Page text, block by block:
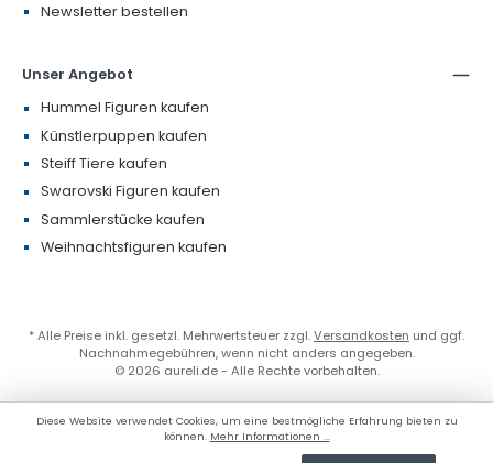
Newsletter bestellen
Unser Angebot
Hummel Figuren kaufen
Künstlerpuppen kaufen
Steiff Tiere kaufen
Swarovski Figuren kaufen
Sammlerstücke kaufen
Weihnachtsfiguren kaufen
* Alle Preise inkl. gesetzl. Mehrwertsteuer zzgl.Versandkosten und ggf.
Nachnahmegebühren, wenn nicht anders angegeben.
© 2026 aureli.de - Alle Rechte vorbehalten.
Diese Website verwendet Cookies, um eine bestmögliche Erfahrung bieten zu
können. Mehr Informationen ...